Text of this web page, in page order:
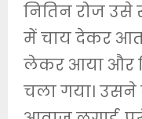
नितिन रोज उसे
में चाय देकर
लेकर आया और
चला गया।